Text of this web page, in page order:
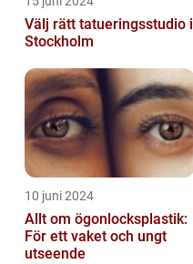
Välj rätt tatueringsstudio i
Stockholm
10 juni 2024
Allt om ögonlocksplastik:
För ett vaket och ungt
utseende